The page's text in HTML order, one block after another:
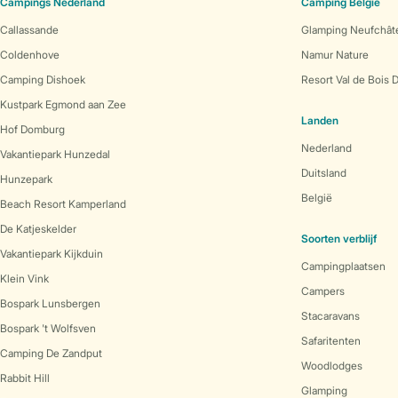
Callassande
Coldenhove
Camping Dishoek
Kustpark Egmond aan Zee
Hof Domburg
Vakantiepark Hunzedal
Hunzepark
Beach Resort Kamperland
De Katjeskelder
Vakantiepark Kijkduin
Klein Vink
Bospark Lunsbergen
Bospark 't Wolfsven
Camping De Zandput
Rabbit Hill
Glamping
Namur Nature
Resort Val de Bois
Landen
Nederland
Duitsland
België
Soorten verblijf
Campingplaatsen
Campers
Stacaravans
Safaritenten
Woodlodges
Glamping